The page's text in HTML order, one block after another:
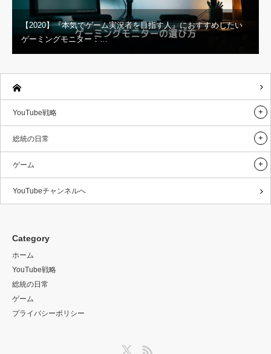
【2020】『本気でゲーム実況者を目指す人』におすすめしたい
ゲーミングモニター：…
YouTube戦略
総統の日常
ゲーム
YouTubeチャンネルへ
Category
ホーム
YouTube戦略
総統の日常
ゲーム
プライバシーポリシー